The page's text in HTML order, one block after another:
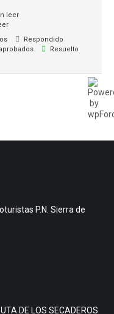
leer
Respondido
Resuelto
P.N. Sierra de
DE LOS SECADEROS